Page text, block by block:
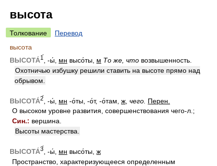
высота
Толкование
Перевод
высота
ВЫСОТА́1́ , -ы́, мн высо́ты, м То же, что возвышенность.
Охотничью избушку решили ставить на высоте прямо над
обрывом.
ВЫСОТА́2́ , -ы́, мн -о́ты, -о́т, -о́там, ж чего. Перен.
О высоком уровне развития, совершенствования чего-л.;
Син.: вершина.
Высоты мастерства.
ВЫСОТА́3́ , -ы́, мн высо́ты, ж
Пространство, характеризующееся определенным